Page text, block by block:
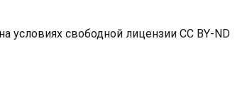
условиях свободной лицензии CC BY-ND